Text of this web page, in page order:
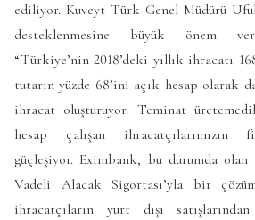
ediliyor. Kuveyt Türk Genel Müdürü
desteklenmesine büyük önem
“Türkiye’nin 2018’deki yıllık ihracatı
tutarın yüzde 68’ini açık hesap olarak
ihracat oluşturuyor. Teminat
hesap çalışan ihracatçılarımızın
güçleşiyor. Eximbank, bu durumda olan
Vadeli Alacak Sigortası’yla bir
ihracatçıların yurt dışı